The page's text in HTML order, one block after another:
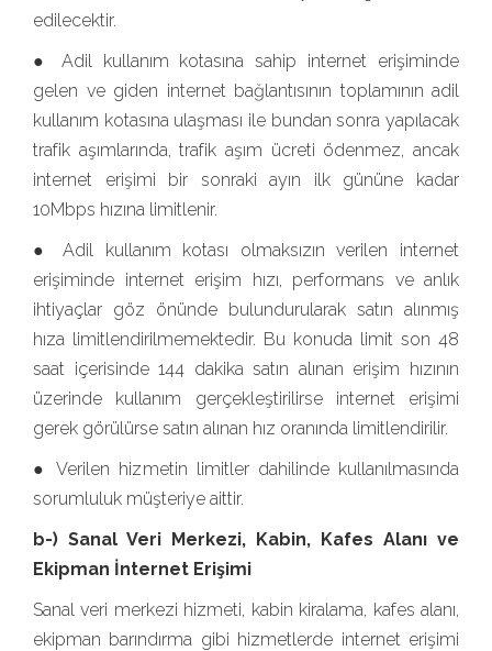
edilecektir.
● Adil kullanım kotasına sahip internet erişiminde
gelen ve giden internet bağlantısının toplamının adil
kullanım kotasına ulaşması ile bundan sonra yapılacak
trafik aşımlarında, trafik aşım ücreti ödenmez, ancak
internet erişimi bir sonraki ayın ilk gününe kadar
10Mbps hızına limitlenir.
● Adil kullanım kotası olmaksızın verilen internet
erişiminde internet erişim hızı, performans ve anlık
ihtiyaçlar göz önünde bulundurularak satın alınmış
hıza limitlendirilmemektedir. Bu konuda limit son 48
saat içerisinde 144 dakika satın alınan erişim hızının
üzerinde kullanım gerçekleştirilirse internet erişimi
gerek görülürse satın alınan hız oranında limitlendirilir.
● Verilen hizmetin limitler dahilinde kullanılmasında
sorumluluk müşteriye aittir.
b-) Sanal Veri Merkezi, Kabin, Kafes Alanı ve
Ekipman İnternet Erişimi
Sanal veri merkezi hizmeti, kabin kiralama, kafes alanı,
ekipman barındırma gibi hizmetlerde internet erişimi